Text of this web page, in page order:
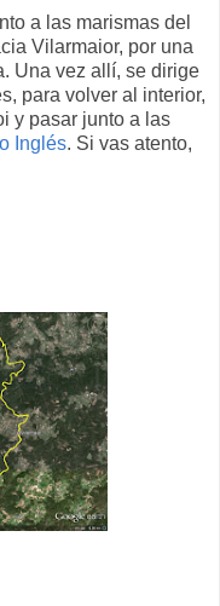
a las marismas del
Vilarmaior, por una
Una vez allí, se dirige
para volver al interior,
y pasar junto a las
Inglés. Si vas atento,